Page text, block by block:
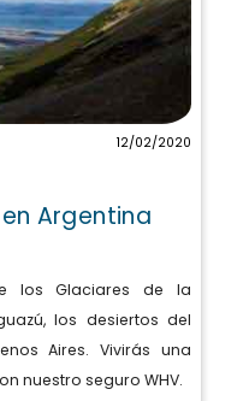
12/02/2020
Argentina
los Glaciares de la
los desiertos del
Aires. Vivirás una
nuestro seguro WHV.